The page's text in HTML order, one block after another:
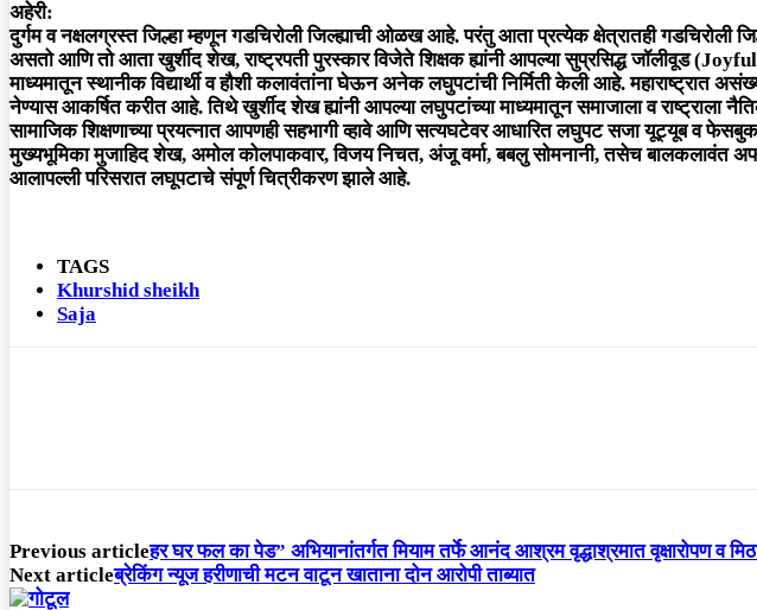
अहेरी:
दुर्गम व नक्षलग्रस्त जिल्हा म्हणून गडचिरोली जिल्ह्याची ओळख आहे. परंतु आता प्रत्येक क्षेत्रातही
असतो आणि तो आता खुर्शीद शेख, राष्ट्रपती पुरस्कार विजेते शिक्षक ह्यांनी आपल्या सुप्रसिद्ध जॉलीवूड
माध्यमातून स्थानीक विद्यार्थी व हौशी कलावंतांना घेऊन अनेक लघुपटांची निर्मिती केली आहे.
नेण्यास आकर्षित करीत आहे. तिथे खुर्शीद शेख ह्यांनी आपल्या लघुपटांच्या माध्यमातून समाजाला व राष्ट्राला
सामाजिक शिक्षणाच्या प्रयत्नात आपणही सहभागी व्हावे आणि सत्यघटेवर आधारित लघुपट सजा यूट्यूब
मुख्यभूमिका मुजाहिद शेख, अमोल कोलपाकवार, विजय निचत, अंजू वर्मा, बबलु सोमनानी, तसेच बालकलावंत
आलापल्ली परिसरात लघूपटाचे संपूर्ण चित्रीकरण झाले आहे.
TAGS
Khurshid sheikh
Saja
Previous articleहर घर फल का पेड” अभियानांतर्गत मियाम तर्फे आनंद आश्रम वृद्धाश्रमात वृक्षारोपण व
Next articleब्रेकिंग न्यूज हरीणाची मटन वाटून खाताना दोन आरोपी ताब्यात